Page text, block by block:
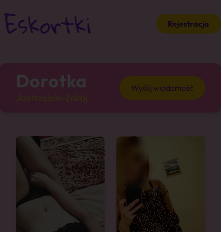
Rejestracja
Dorotka Wyślij wiadomość